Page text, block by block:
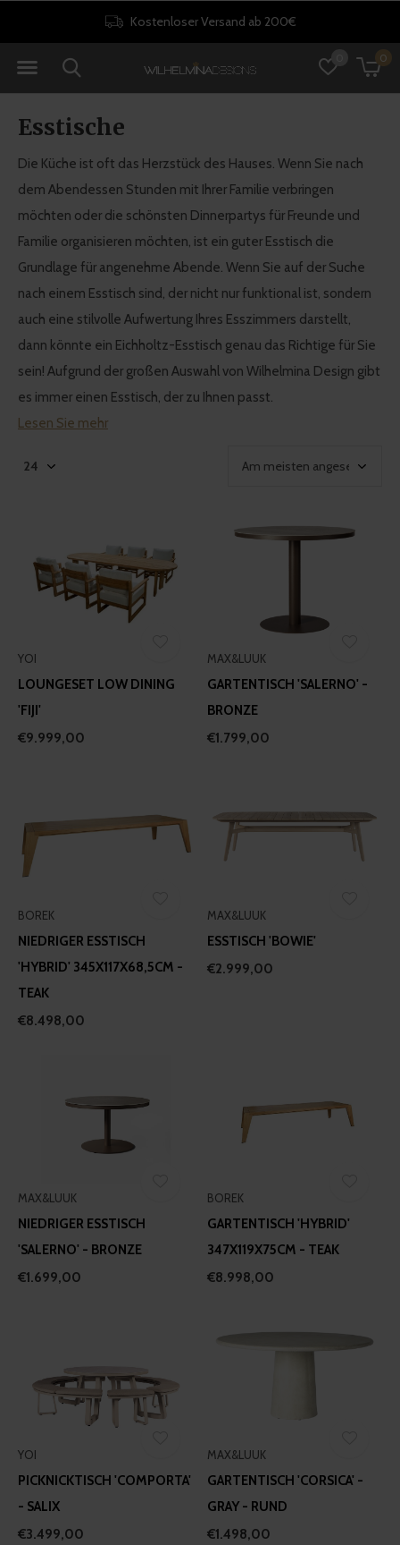
0
30 Tage Rückgaberecht
Esstische
Die Küche ist oft das Herzstück des Hauses. Wenn Sie nach
dem Abendessen Stunden mit Ihrer Familie verbringen
möchten oder die schönsten Dinnerpartys für Freunde und
Familie organisieren möchten, ist ein guter Esstisch die
Grundlage für angenehme Abende. Wenn Sie auf der Suche
nach einem Esstisch sind, der nicht nur funktional ist, sondern
auch eine stilvolle Aufwertung Ihres Esszimmers darstellt,
dann könnte ein Eichholtz-Esstisch genau das Richtige für Sie
sein! Aufgrund der großen Auswahl von Wilhelmina Design gibt
es immer einen Esstisch, der zu Ihnen passt.
Lesen Sie mehr
YOI
LOUNGESET LOW DINING
'FIJI'
€9.999,00
MAX&LUUK
GARTENTISCH 'SALERNO' -
BRONZE
€1.799,00
BOREK
NIEDRIGER ESSTISCH
'HYBRID' 345X117X68,5CM -
TEAK
€8.498,00
MAX&LUUK
ESSTISCH 'BOWIE'
€2.999,00
MAX&LUUK
NIEDRIGER ESSTISCH
'SALERNO' - BRONZE
€1.699,00
BOREK
GARTENTISCH 'HYBRID'
347X119X75CM - TEAK
€8.998,00
YOI
PICKNICKTISCH 'COMPORTA'
- SALIX
€3.499,00
MAX&LUUK
GARTENTISCH 'CORSICA' -
GRAY - RUND
€1.498,00